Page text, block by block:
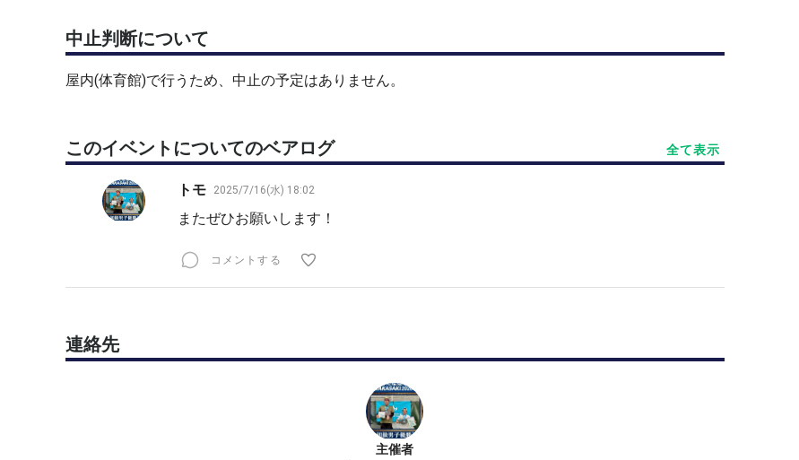
中止判断について
屋内(体育館)で行うため、中止の予定はありません。
このイベントについてのベアログ 全て表示
トモ 2025/7/16(水) 18:02
またぜひお願いします！
コメントする
連絡先
主催者